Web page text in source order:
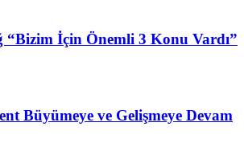
“Bizim İçin Önemli 3 Konu Vardı”
Büyümeye ve Gelişmeye Devam